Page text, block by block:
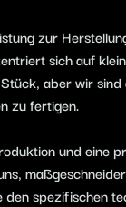
zur
sich auf
aber wir
zu fertigen.
und eine
spezifischen